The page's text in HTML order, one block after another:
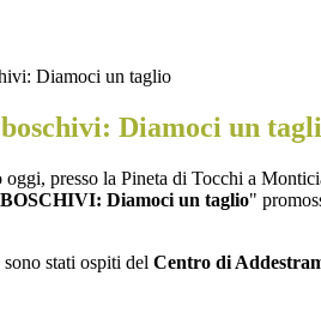
Diamoci un taglio
Diamoci un
oggi, presso la Pineta di Tocchi a
Diamoci un taglio"
sono stati ospiti del Centro di